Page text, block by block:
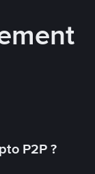
P2P ?